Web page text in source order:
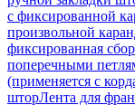
с фиксированной
произвольной
фиксированная
поперечными
(применяется с
шторЛента для